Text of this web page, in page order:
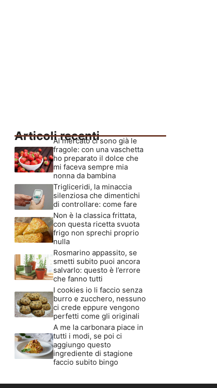
Articoli recenti
Al mercato ci sono già le
fragole: con una vaschetta
ho preparato il dolce che
mi faceva sempre mia
nonna da bambina
Trigliceridi, la minaccia
silenziosa che dimentichi
di controllare: come fare
Non è la classica frittata,
con questa ricetta svuota
frigo non sprechi proprio
nulla
Rosmarino appassito, se
smetti subito puoi ancora
salvarlo: questo è l’errore
che fanno tutti
I cookies io li faccio senza
burro e zucchero, nessuno
ci crede eppure vengono
perfetti come gli originali
A me la carbonara piace in
tutti i modi, se poi ci
aggiungo questo
ingrediente di stagione
faccio subito bingo